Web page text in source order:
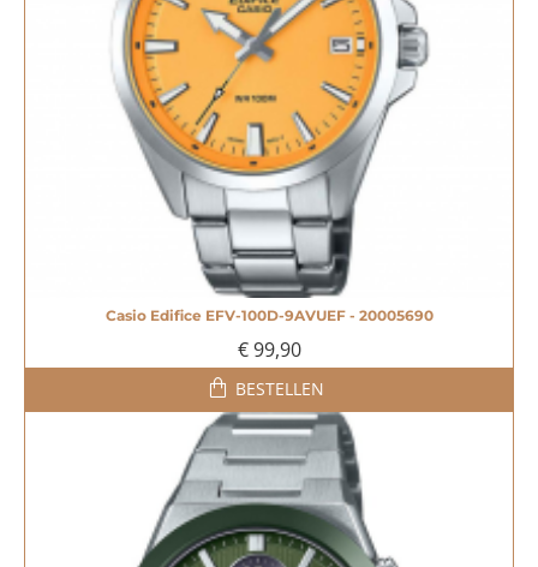
Casio Edifice EFV-100D-9AVUEF - 20005690
€ 99,90
BESTELLEN